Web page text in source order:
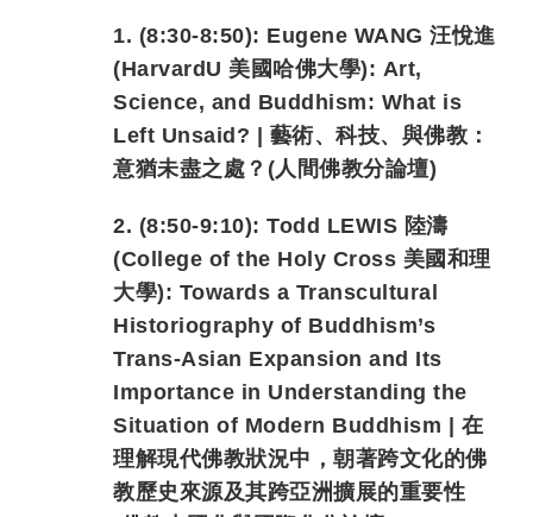
1. (8:30-8:50): Eugene WANG 汪悅進
(HarvardU 美國哈佛大學): Art,
Science, and Buddhism: What is
Left Unsaid? | 藝術、科技、與佛教：
意猶未盡之處？(人間佛教分論壇)
2. (8:50-9:10): Todd LEWIS 陸濤
(College of the Holy Cross 美國和理
大學): Towards a Transcultural
Historiography of Buddhism’s
Trans-Asian Expansion and Its
Importance in Understanding the
Situation of Modern Buddhism | 在
理解現代佛教狀況中，朝著跨文化的佛
教歷史來源及其跨亞洲擴展的重要性